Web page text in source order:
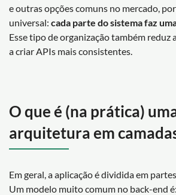
e outras opções comuns no mercado,
universal: cada parte do sistema faz
Esse tipo de organização também reduz
a criar APIs mais consistentes.
O que é (na prática)
arquitetura em
Em geral, a aplicação é dividida em
Um modelo muito comum no back-end é: